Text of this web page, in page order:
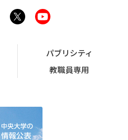
パブリシティ
教職員専用